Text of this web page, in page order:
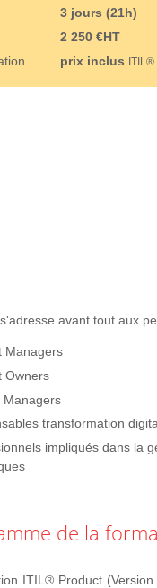
3 jours (21h)
2 250 €HT
prix inclus
avant tout aux
Managers
Owners
Managers
transformation
impliqués dans la
de la
ITIL® Product (Version